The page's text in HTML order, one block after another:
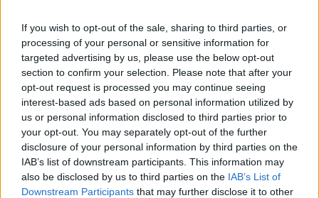
If you wish to opt-out of the sale, sharing to third parties, or
processing of your personal or sensitive information for
targeted advertising by us, please use the below opt-out
section to confirm your selection. Please note that after your
opt-out request is processed you may continue seeing
interest-based ads based on personal information utilized by
us or personal information disclosed to third parties prior to
your opt-out. You may separately opt-out of the further
disclosure of your personal information by third parties on the
IAB’s list of downstream participants. This information may
also be disclosed by us to third parties on the IAB’s List of
Downstream Participants that may further disclose it to other
κάποιες απαισιόδοξος. Ενδεικτικό είναι ότι
ο Αμερικανός πρόεδρος υποστήριξε ότι ο
Ρώσος ομόλογός του θέλει ειρήνη στην
Ουκρανία, ενώ λίγες μέρες πριν είχε
εκφράσει αμφιβολίες επ’ αυτού.
Σε συνέντευξη που παραχώρησε στο
τηλεοπτικό δίκτυοABC News, με αφορμή τη
συμπλήρωση 100 ημερών στην εξουσία, ο
Τραμπδήλωσε «νομίζω πως ναι» σχετικά με